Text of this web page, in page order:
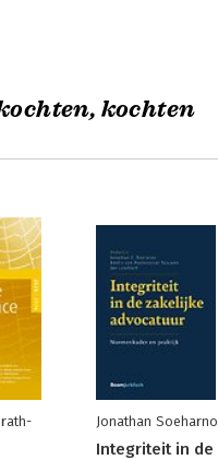
kochten
Jonathan Soeharno
Integriteit in de